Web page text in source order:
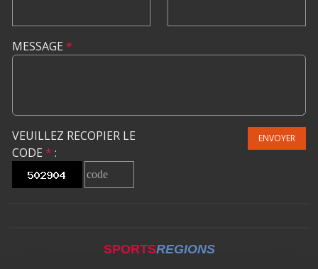
MESSAGE *
VEUILLEZ RECOPIER LE
CODE * :
ENVOYER
SPORTSREGIONS